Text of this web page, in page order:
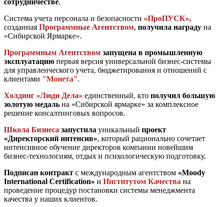
сотрудничестве.
Система учета персонала и безопасности «ПроПУСК»,
созданная Программные Агентством, получила награду на
«Сибирской Ярмарке».
Программным Агентством запущена в промышленную
эксплуатацию первая версия универсальной бизнес-системы
для управленческого учета, бюджетирования и отношений с
клиентами "Монета".
Холдинг «Люди Дела» единственный, кто получил большую
золотую медаль на «Сибирской ярмарке» за комплексное
решение консалтинговых вопросов.
Школа Бизнеса запустила уникальный проект
«Директорский интенсив», который рационально сочетает
интенсивное обучение директоров компании новейшим
бизнес-технологиям, отдых и психологическую подготовку.
Подписан контракт с международным агентством «Moody
International Certification» и Институтом Качества на
проведение процедур постановки системы менеджмента
качества у наших клиентов.